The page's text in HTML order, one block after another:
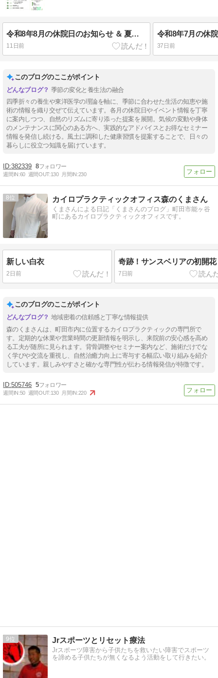
令和8年8月の休院日のお知らせ ＆ 夏はお体も省エネ！
11日前 37日前
このブログのここがポイント
季節の変化と養生法の融合
四季折々の養生や東洋医学の理論を軸に、季節に合わせた生活の知恵や施
術の情報を織り交ぜて伝えています。各月の休院日やイベント情報を丁寧
に案内しつつ、自然のリズムに寄り添った提案を展開。気候の変動や身体
のメンテナンスに関心のある方へ、実践的なアドバイスとお得なセミナー
情報を発信し続ける。風土に調和した健康習慣を提案することで、日々の
暮らしに役立つ知識を届けています。
382339 8
週間IN:60 週間OUT:130 月間IN:230
8 カイロプラクティックオフィス森のくまさん
くまさんによる日記「くまさんのブログ」町田市能ヶ谷
町にあるカイロプラクティックオフィスです。
新しい白衣
2日前
奇跡！サンスベリアの初開花
7日前
このブログのここがポイント
地域密着の信頼感と丁寧な情報提供
森のくまさんは、町田市内に位置するカイロプラクティックの専門所で
す。定期的な休業や営業時間の更新情報を明示し、来院前の安心感を高め
る工夫が随所に見られます。背骨調整やセミナー案内など、施術だけでな
く学びや交流を重視し、自然治癒力向上に寄与する幅広い取り組みを紹介
しています。親しみやすさと確かな専門性が伝わる情報発信が特徴です。
505746 5
週間IN:50 週間OUT:130 月間IN:220
9 Jrスポーツとリセット療法
Jrスポーツ障害から子供たちを救いたい障害でスポーツ
を諦める子供たちが無くなるよう活動をして行きたい。